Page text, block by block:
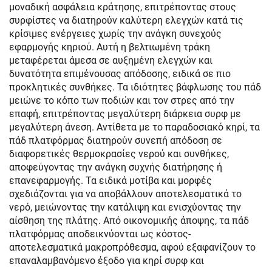
μοναδική ασφάλεια κράτησης, επιτρέποντας στους
συρφίστες να διατηρούν καλύτερη ελεγχών κατά τις
κρίσιμες ενέργειες χωρίς την ανάγκη συνεχούς
εφαρμογής κηριού. Αυτή η βελτιωμένη τράκη
μεταφέρεται άμεσα σε αυξημένη ελεγχών και
δυνατότητα επιμένουσας απόδοσης, ειδικά σε πιο
προκλητικές συνθήκες. Τα ιδιότητες βάφλωσης του πάδ
μειώνε το κόπο των ποδιών και τον στρες από την
επαφή, επιτρέποντας μεγαλύτερη διάρκεια συρφ με
μεγαλύτερη άνεση. Αντίθετα με το παραδοσιακό κηρί, τα
πάδ πλατφόρμας διατηρούν συνεπή απόδοση σε
διαφορετικές θερμοκρασίες νερού και συνθήκες,
αποφεύγοντας την ανάγκη συχνής διατήρησης ή
επανεφαρμογής. Τα ειδικά μοτίβα και μορφές
σχεδιάζονται για να αποβάλλουν αποτελεσματικά το
νερό, μειώνοντας την κατάλιψη και ενισχύοντας την
αίσθηση της πλάτης. Από οικονομικής άποψης, τα πάδ
πλατφόρμας αποδεικνύονται ως κόστος-
αποτελεσματικά μακροπρόθεσμα, αφού εξαφανίζουν το
επαναλαμβανόμενο έξοδο για κηρί συρφ και